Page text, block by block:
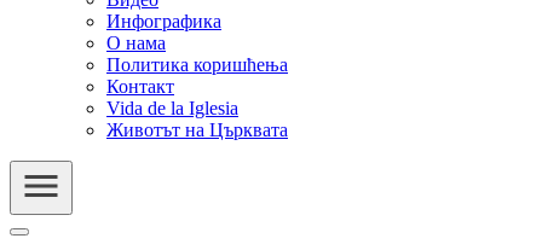
Инфографика
О нама
Политика коришћења
Контакт
Vida de la Iglesia
Животът на Църквата